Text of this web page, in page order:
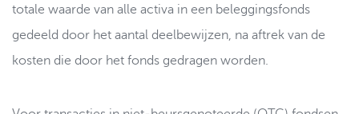
totale waarde van alle activa in een beleggingsfonds
gedeeld door het aantal deelbewijzen, na aftrek van de
kosten die door het fonds gedragen worden.